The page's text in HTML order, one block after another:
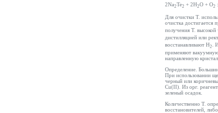
2Na2Te2 + 2Н2О + О2
Для очистки Т.
очистка достигается
получения Т. высокой
дистилляцией или
восстанавливают Н2
.
применяют
направленную
Определение.
При использовании
черный или
Cu(II). Из орг.
зеленый осадок.
Количественно Т.
восстановителей,